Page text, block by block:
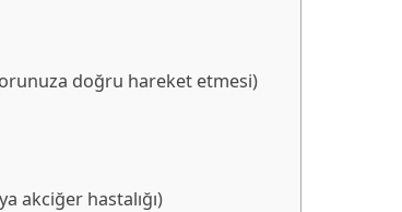
doğru hareket etmesi)
akciğer hastalığı)